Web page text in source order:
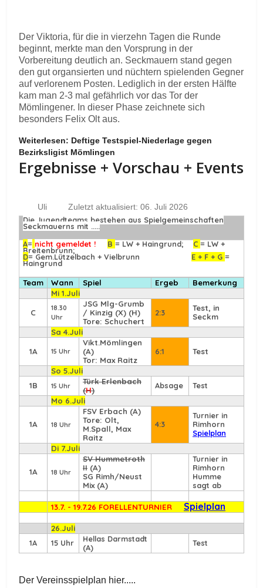
Der Viktoria, für die in vierzehn Tagen die Runde
beginnt, merkte man den Vorsprung in der
Vorbereitung deutlich an. Seckmauern stand gegen
den gut organsierten und nüchtern spielenden Gegner
auf verlorenem Posten. Lediglich in der ersten Hälfte
kam man 2-3 mal gefährlich vor das Tor der
Mömlingener. In dieser Phase zeichnete sich
besonders Felix Olt aus.
Weiterlesen: Deftige Testspiel-Niederlage gegen
Bezirksligist Mömlingen
Ergebnisse + Vorschau + Events
Uli
Zuletzt aktualisiert: 06. Juli 2026
Die Jugendteams bestehen aus Spielgemeinschaften
Seckmauerns mit .....
A= nicht gemeldet ! B = LW + Haingrund;C = LW +
Breitenbrunn;
D= Gem.Lützelbach + Vielbrunn E + F + G =
Haingrund
Team Wann Spiel Ergeb
Bemerkung
Mi 1.Juli
C
18.30
Uhr
JSG Mlg-Grumb
/ Kinzig (X) (H)
Tore: Schuchert
2:3
Test, in
Seckm
Sa 4.Juli
1A 15 Uhr
Vikt.Mömlingen
(A)
Tor: Max Raitz
6:1 Test
So 5.Juli
1B
15 Uhr
Türk Erlenbach
(H) Absage
Test
Mo 6.Juli
1A 18 Uhr
FSV Erbach (A)
Tore: Olt,
M.Spall, Max
Raitz
4:3
Turnier in
Rimhorn
Spielplan
Di 7.Juli
1A 18 Uhr
SV Hummetroth
II (A)
SG Rimh/Neust
Mix (A)
Turnier in
Rimhorn
Humme
sagt ab
13.7. - 19.7.26 FORELLENTURNIER Spielplan
26.Juli
1A
15 Uhr
Hellas Darmstadt
(A)
Test
Der Vereinsspielplan hier.....